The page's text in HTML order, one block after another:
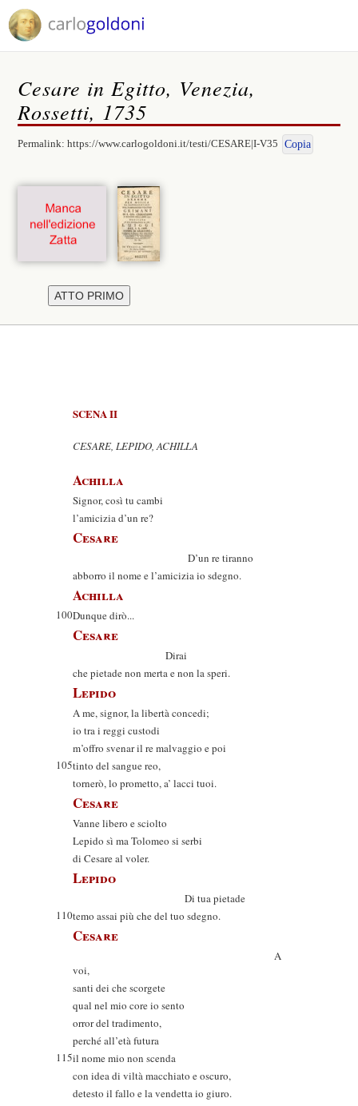
Cesare in Egitto, Venezia,
Rossetti, 1735
Permalink:https://www.carlogoldoni.it/testi/CESARE|I-V35 Copia
SCENA II
CESARE, LEPIDO, ACHILLA
Achilla
Signor, così tu cambi
l’amicizia d’un re?
Cesare
D’un re tiranno
abborro il nome e l’amicizia io sdegno.
Achilla
100Dunque dirò...
Cesare
Dirai
che pietade non merta e non la speri.
Lepido
A me, signor, la libertà concedi;
io tra i reggi custodi
m’offro svenar il re malvaggio e poi
105tinto del sangue reo,
tornerò, lo prometto, a’ lacci tuoi.
Cesare
Vanne libero e sciolto
Lepido sì ma Tolomeo si serbi
di Cesare al voler.
Lepido
Di tua pietade
110temo assai più che del tuo sdegno.
Cesare
A
voi,
santi dei che scorgete
qual nel mio core io sento
orror del tradimento,
perché all’età futura
115il nome mio non scenda
con idea di viltà macchiato e oscuro,
detesto il fallo e la vendetta io giuro.